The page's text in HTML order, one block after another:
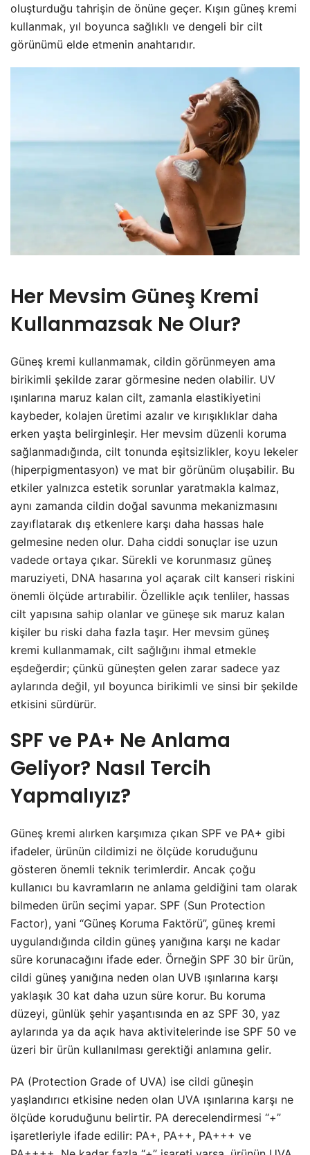
oluşturduğu tahrişin de önüne geçer. Kışın güneş kremi
kullanmak, yıl boyunca sağlıklı ve dengeli bir cilt
görünümü elde etmenin anahtarıdır.
Her Mevsim Güneş Kremi
Kullanmazsak Ne Olur?
Güneş kremi kullanmamak, cildin görünmeyen ama
birikimli şekilde zarar görmesine neden olabilir. UV
ışınlarına maruz kalan cilt, zamanla elastikiyetini
kaybeder, kolajen üretimi azalır ve kırışıklıklar daha
erken yaşta belirginleşir. Her mevsim düzenli koruma
sağlanmadığında, cilt tonunda eşitsizlikler, koyu lekeler
(hiperpigmentasyon) ve mat bir görünüm oluşabilir. Bu
etkiler yalnızca estetik sorunlar yaratmakla kalmaz,
aynı zamanda cildin doğal savunma mekanizmasını
zayıflatarak dış etkenlere karşı daha hassas hale
gelmesine neden olur. Daha ciddi sonuçlar ise uzun
vadede ortaya çıkar. Sürekli ve korunmasız güneş
maruziyeti, DNA hasarına yol açarak cilt kanseri riskini
önemli ölçüde artırabilir. Özellikle açık tenliler, hassas
cilt yapısına sahip olanlar ve güneşe sık maruz kalan
kişiler bu riski daha fazla taşır. Her mevsim güneş
kremi kullanmamak, cilt sağlığını ihmal etmekle
eşdeğerdir; çünkü güneşten gelen zarar sadece yaz
aylarında değil, yıl boyunca birikimli ve sinsi bir şekilde
etkisini sürdürür.
SPF ve PA+ Ne Anlama
Geliyor? Nasıl Tercih
Yapmalıyız?
Güneş kremi alırken karşımıza çıkan SPF ve PA+ gibi
ifadeler, ürünün cildimizi ne ölçüde koruduğunu
gösteren önemli teknik terimlerdir. Ancak çoğu
kullanıcı bu kavramların ne anlama geldiğini tam olarak
bilmeden ürün seçimi yapar. SPF (Sun Protection
Factor), yani “Güneş Koruma Faktörü”, güneş kremi
uygulandığında cildin güneş yanığına karşı ne kadar
süre korunacağını ifade eder. Örneğin SPF 30 bir ürün,
cildi güneş yanığına neden olan UVB ışınlarına karşı
yaklaşık 30 kat daha uzun süre korur. Bu koruma
düzeyi, günlük şehir yaşantısında en az SPF 30, yaz
aylarında ya da açık hava aktivitelerinde ise SPF 50 ve
üzeri bir ürün kullanılması gerektiği anlamına gelir.
PA (Protection Grade of UVA) ise cildi güneşin
yaşlandırıcı etkisine neden olan UVA ışınlarına karşı ne
ölçüde koruduğunu belirtir. PA derecelendirmesi “+”
işaretleriyle ifade edilir: PA+, PA++, PA+++ ve